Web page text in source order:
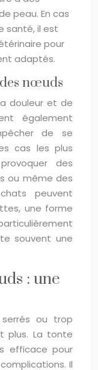
peau. En cas
santé, il est
pour
adaptés.
nœuds
douleur et de
également
de se
cas les plus
des
ou même des
peuvent
une forme
souvent une
: une
ou trop
plus. La tonte
efficace pour
Il